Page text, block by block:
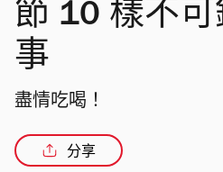
節 10 樣不
事
盡情吃喝！
分享